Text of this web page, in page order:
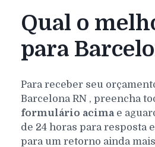
Qual o
para
Para receber seu
Barcelona RN , preencha
formulário acima e
de 24 horas para resposta
para um retorno ainda